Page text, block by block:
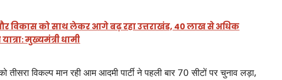
विकास को साथ लेकर आगे बढ़ रहा उत्तराखंड, 40 लाख से अधिक
मुख्यमंत्री धामी
तीसरा विकल्प मान रही आम आदमी पार्टी ने पहली बार 70 सीटों पर चुनाव लड़ा,